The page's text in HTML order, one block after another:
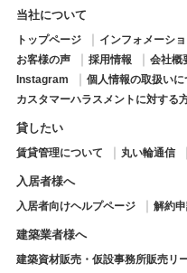
当社について
トップページ インフォメーシ
お客様の声
採用情報 会社概
Instagram
個人情報の取扱いに
カスタマーハラスメントに対する
貸したい
賃貸管理について 丸い輪通信
入居者様へ
入居者向けヘルプページ 解約
建築業者様へ
建築資材販売・仮設事務所販売リ